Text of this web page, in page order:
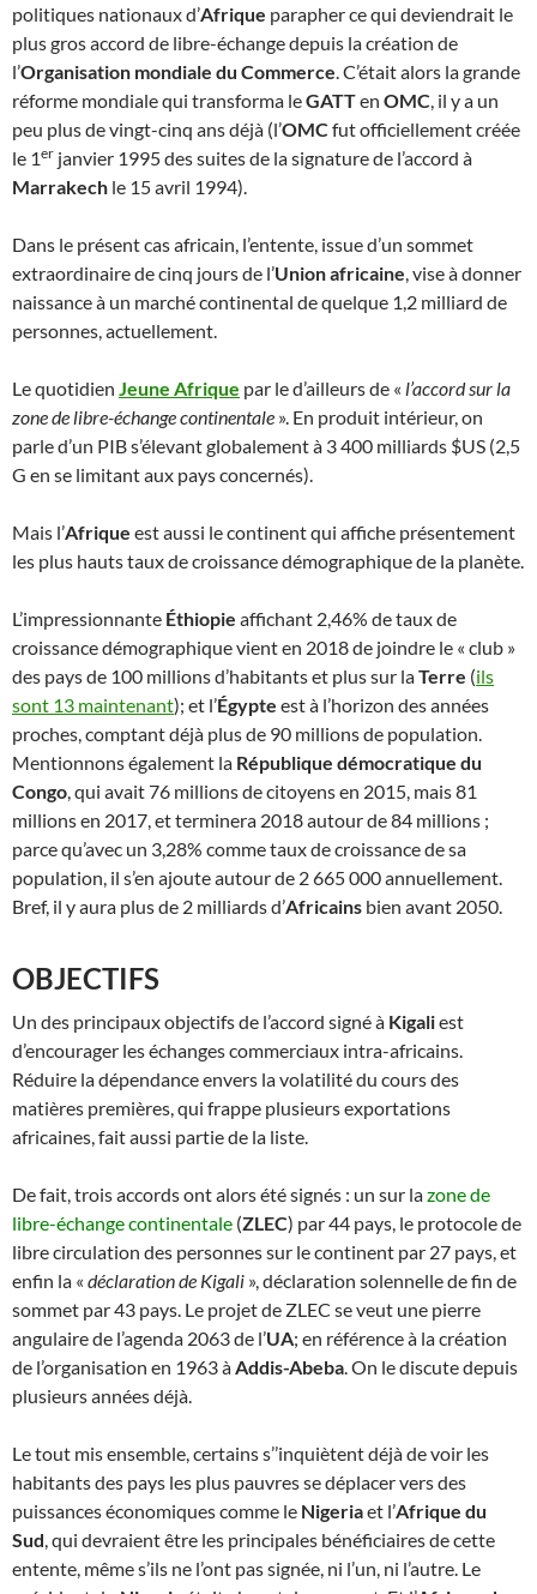
politiques nationaux d’Afrique parapher ce qui deviendrait le
plus gros accord de libre-échange depuis la création de
l’Organisation mondiale du Commerce . C’était alors la grande
réforme mondiale qui transforma leGATTen OMC , il y a un
peu plus de vingt-cinq ans déjà (l’OMC fut officiellement créée
le 1er janvier 1995 des suites de la signature de l’accord à
Marrakech le 15 avril 1994).
Dans le présent cas africain, l’entente, issue d’un sommet
extraordinaire de cinq jours de l’Union africaine , vise à donner
naissance à un marché continental de quelque 1,2 milliard de
personnes, actuellement.
Le quotidien Jeune Afrique par le d’ailleurs de « l’accord sur la
zone de libre-échange continentale ». En produit intérieur, on
parle d’un PIB s’élevant globalement à 3 400 milliards $US (2,5
G en se limitant aux pays concernés).
Mais l’Afrique est aussi le continent qui affiche présentement
les plus hauts taux de croissance démographique de la planète.
L’impressionnante Éthiopie affichant 2,46% de taux de
croissance démographique vient en 2018 de joindre le « club »
des pays de 100 millions d’habitants et plus sur laTerre (ils
sont 13 maintenant); et l’Égypte est à l’horizon des années
proches, comptant déjà plus de 90 millions de population.
Mentionnons également la République démocratique du
Congo , qui avait 76 millions de citoyens en 2015, mais 81
millions en 2017, et terminera 2018 autour de 84 millions ;
parce qu’avec un 3,28% comme taux de croissance de sa
population, il s’en ajoute autour de 2 665 000 annuellement.
Bref, il y aura plus de 2 milliards d’Africains bien avant 2050.
OBJECTIFS
Un des principaux objectifs de l’accord signé à Kigaliest
d’encourager les échanges commerciaux intra-africains.
Réduire la dépendance envers la volatilité du cours des
matières premières, qui frappe plusieurs exportations
africaines, fait aussi partie de la liste.
De fait, trois accords ont alors été signés : un sur lazone de
libre-échange continentale (ZLEC) par 44 pays, le protocole de
libre circulation des personnes sur le continent par 27 pays, et
enfin la « déclaration de Kigali », déclaration solennelle de fin de
sommet par 43 pays. Le projet de ZLEC se veut une pierre
angulaire de l’agenda 2063 de l’UA; en référence à la création
de l’organisation en 1963 à Addis-Abeba . On le discute depuis
plusieurs années déjà.
Le tout mis ensemble, certains s’’inquiètent déjà de voir les
habitants des pays les plus pauvres se déplacer vers des
puissances économiques comme le Nigeriaet l’Afrique du
Sud , qui devraient être les principales bénéficiaires de cette
entente, même s’ils ne l’ont pas signée, ni l’un, ni l’autre. Le